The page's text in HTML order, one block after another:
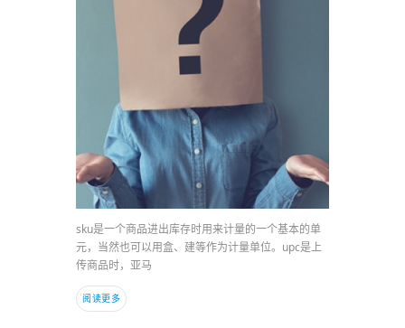
sku是一个商品进出库存时用来计量的一个基本的单
元，当然也可以用盒、建等作为计量单位。upc是上
传商品时，亚马
阅读更多